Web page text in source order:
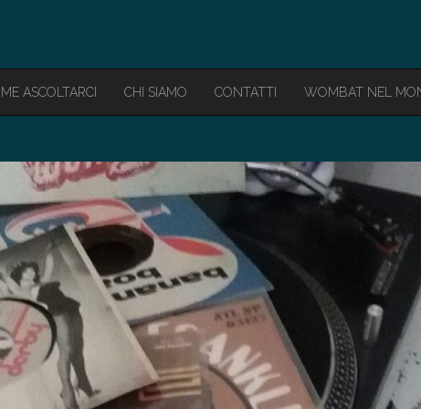
ASCOLTARCI CHI SIAMO CONTATTI WOMBAT NEL